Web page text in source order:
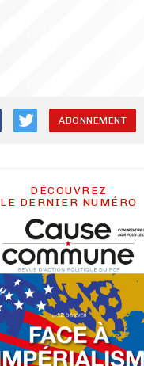
ABONNEMENT
DÉCOUVREZ
LE DERNIER NUMÉRO